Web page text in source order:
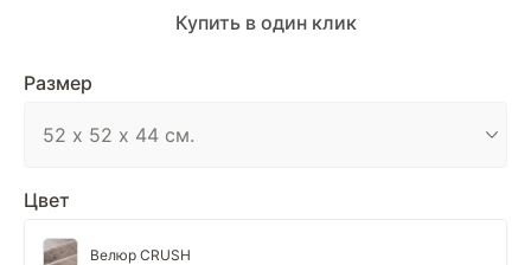
Размер
Цвет
Велюр CRUSH
Купить в один клик